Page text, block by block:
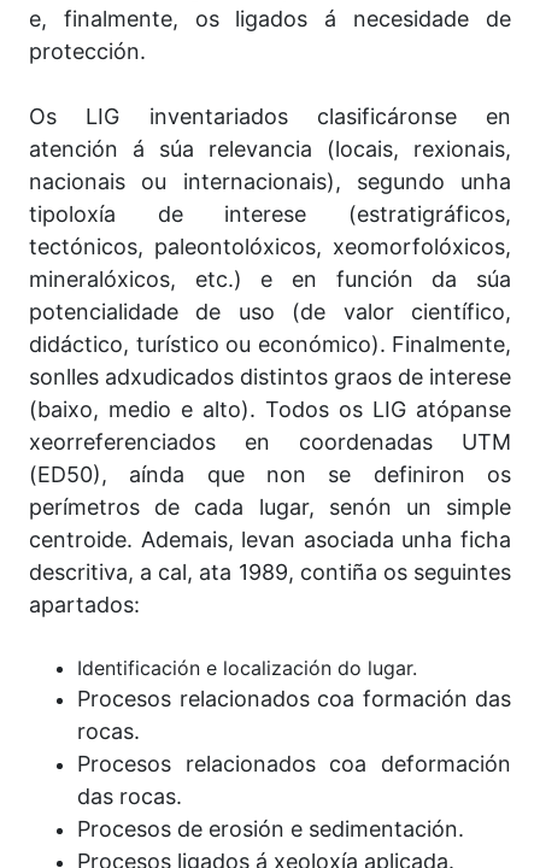
e, finalmente, os ligados á necesidade de
protección.
Os LIG inventariados clasificáronse en
atención á súa relevancia (locais, rexionais,
nacionais ou internacionais), segundo unha
tipoloxía de interese (estratigráficos,
tectónicos, paleontolóxicos, xeomorfolóxicos,
mineralóxicos, etc.) e en función da súa
potencialidade de uso (de valor científico,
didáctico, turístico ou económico). Finalmente,
sonlles adxudicados distintos graos de interese
(baixo, medio e alto). Todos os LIG atópanse
xeorreferenciados en coordenadas UTM
(ED50), aínda que non se definiron os
perímetros de cada lugar, senón un simple
centroide. Ademais, levan asociada unha ficha
descritiva, a cal, ata 1989, contiña os seguintes
apartados:
Identificación e localización do lugar.
Procesos relacionados coa formación das
rocas.
Procesos relacionados coa deformación
das rocas.
Procesos de erosión e sedimentación.
Procesos ligados á xeoloxía aplicada.